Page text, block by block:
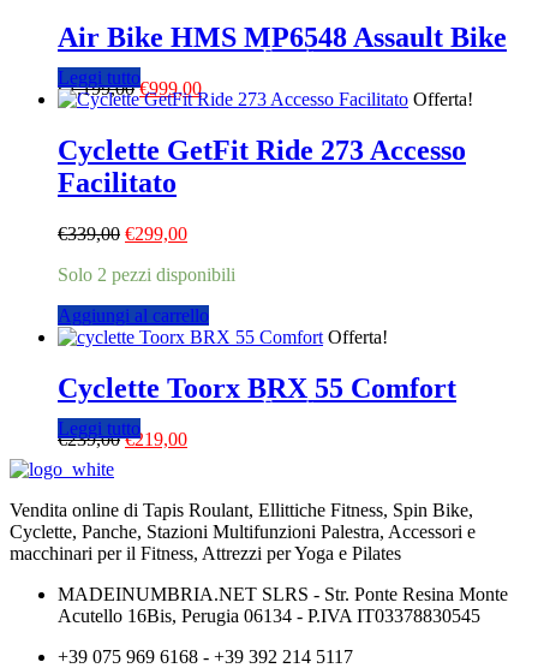
Air Bike HMS MP6548 Assault Bike
€1.199,00Il
prezzo
era:
€1.199,00.
€999,00Il
prezzo
è:
Esaurito
Leggi tutto
Offerta!
Cyclette GetFit Ride 273 Accesso
Facilitato
€339,00 Il
originale
€339,00.
€299,00Il
attuale
€299,00.
Solo 2 pezzi disponibili
Aggiungi al carrello
Offerta!
Cyclette Toorx BRX 55 Comfort
€239,00Il
era:
€239,00.
€219,00Il
è:
€219,00.
Esaurito
Leggi tutto
Vendita online di Tapis Roulant, Ellittiche Fitness, Spin Bike,
Cyclette, Panche, Stazioni Multifunzioni Palestra, Accessori e
macchinari per il Fitness, Attrezzi per Yoga e Pilates
MADEINUMBRIA.NET SLRS - Str. Ponte Resina Monte
Acutello 16Bis, Perugia 06134 - P.IVA IT03378830545
+39 075 969 6168 - +39 392 214 5117